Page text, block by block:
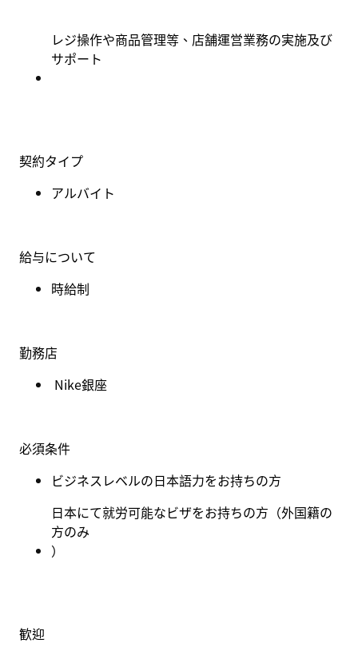
レジ操作や商品管理等、店舗運営業務の実施及び
サポート
契約タイプ
アルバイト
給与について
時給制
勤務店
Nike銀座
必須条件
ビジネスレベルの日本語力をお持ちの方
日本にて就労可能なビザをお持ちの方（外国籍の
方のみ
）
歓迎